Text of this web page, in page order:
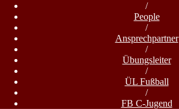
/
People
/
Ansprechpartner
/
Übungsleiter
/
ÜL Fußball
/
FB C-Jugend